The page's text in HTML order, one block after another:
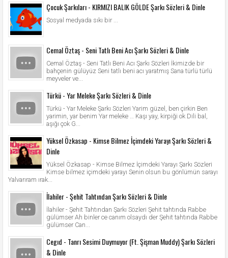
Çocuk Şarkıları - KIRMIZI BALIK GÖLDE Şarkı Sözleri & Dinle
Sosyal medyada sıkı bir ...
Cemal Öztaş - Seni Tatlı Beni Acı Şarkı Sözleri & Dinle
Cemal Öztaş - Seni Tatlı Beni Acı Şarkı Sözleri İkimizde bir
bahçenin gülüyüz Seni tatlı beni acı yaratmış Sana türlü türlü
meyveler ve...
Türkü - Yar Meleke Şarkı Sözleri & Dinle
Türkü - Yar Meleke Şarkı Sözleri Yarim güzel, ben çirkin Ben
yarimin, yar benim Yar meleke … Kaşı yay, kirpiği ok Dili bal,
aşığı çok G...
Yüksel Özkasap - Kimse Bilmez İçimdeki Yarayı Şarkı Sözleri &
Dinle
Yüksel Özkasap - Kimse Bilmez İçimdeki Yarayı Şarkı Sözleri
Kimse bilmez içimdeki yarayı Senin olsun bu gönlümün sarayı
Yalvarıram ırak...
İlahiler - Şehit Tahtından Şarkı Sözleri & Dinle
İlahiler - Şehit Tahtından Şarkı Sözleri Şehit tahtında Rabbe
gülümser Ah binler ce canım olsaydı der Şehit tahtında Rabbe
gülümser Can...
Cegıd - Tanrı Sesimi Duymuyor (Ft. Şişman Muddy) Şarkı Sözleri
& Dinle